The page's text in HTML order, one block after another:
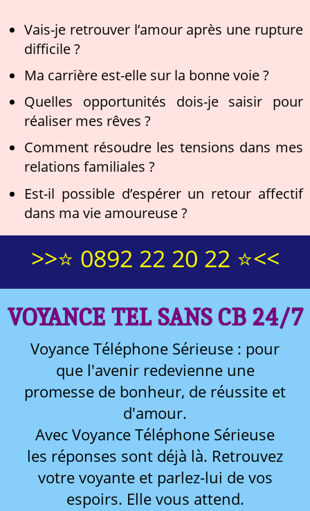
Vais-je retrouver l’amour après une rupture
difficile ?
Ma carrière est-elle sur la bonne voie ?
Quelles opportunités dois-je saisir pour
réaliser mes rêves ?
Comment résoudre les tensions dans mes
relations familiales ?
Est-il possible d’espérer un retour affectif
dans ma vie amoureuse ?
>>⭐ 0892 22 20 22 ⭐<<
VOYANCE TEL SANS CB 24/7
Voyance Téléphone Sérieuse : pour
que l'avenir redevienne une
promesse de bonheur, de réussite et
d'amour.
Avec Voyance Téléphone Sérieuse
les réponses sont déjà là. Retrouvez
votre voyante et parlez-lui de vos
espoirs. Elle vous attend.